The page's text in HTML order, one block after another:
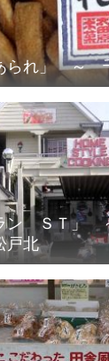
られ」 ～
ン ＳＴ」
戸北